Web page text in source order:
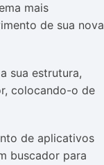
mais
de sua nova
sua estrutura,
colocando-o de
de aplicativos
buscador para